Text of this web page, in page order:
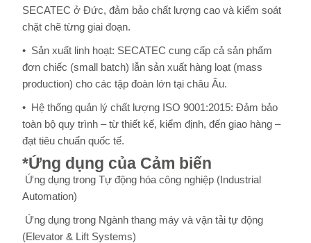
SECATEC ở Đức, đảm bảo chất lượng cao và kiểm soát
chặt chẽ từng giai đoạn.
• Sản xuất linh hoạt: SECATEC cung cấp cả sản phẩm
đơn chiếc (small batch) lẫn sản xuất hàng loạt (mass
production) cho các tập đoàn lớn tại châu Âu.
• Hệ thống quản lý chất lượng ISO 9001:2015: Đảm bảo
toàn bộ quy trình – từ thiết kế, kiểm định, đến giao hàng –
đạt tiêu chuẩn quốc tế.
*Ứng dụng của Cảm biến
Ứng dụng trong Tự động hóa công nghiệp (Industrial
Automation)
Ứng dụng trong Ngành thang máy và vận tải tự động
(Elevator & Lift Systems)